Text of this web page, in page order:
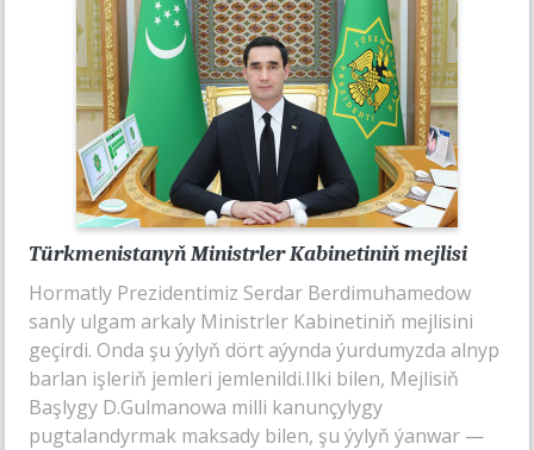
Türkmenistanyň Ministrler Kabinetiniň mejlisi
Hormatly Prezidentimiz Serdar Berdimuhamedow
sanly ulgam arkaly Ministrler Kabinetiniň mejlisini
geçirdi. Onda şu ýylyň dört aýynda ýurdumyzda alnyp
barlan işleriň jemleri jemlenildi.Ilki bilen, Mejlisiň
Başlygy D.Gulmanowa milli kanunçylygy
pugtalandyrmak maksady bilen, şu ýylyň ýanwar —